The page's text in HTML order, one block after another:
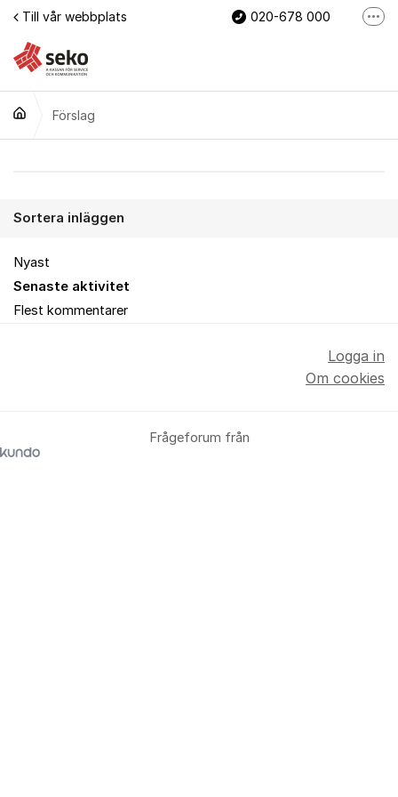
Hoppa till innehåll
Till vår webbplats 020-678 000
Förslag
Sortera inläggen
Nyast
Senaste aktivitet
Flest kommentarer
Frågeforum från
Logga in
Om cookies